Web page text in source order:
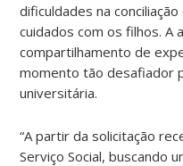
dificuldades na
cuidados com os filhos. A
compartilhamento de
momento tão desafiador
universitária.
“A partir da solicitação
Serviço Social, buscando